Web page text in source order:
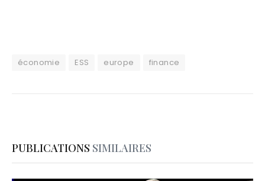
économie ESS europe finance
PUBLICATIONS SIMILAIRES